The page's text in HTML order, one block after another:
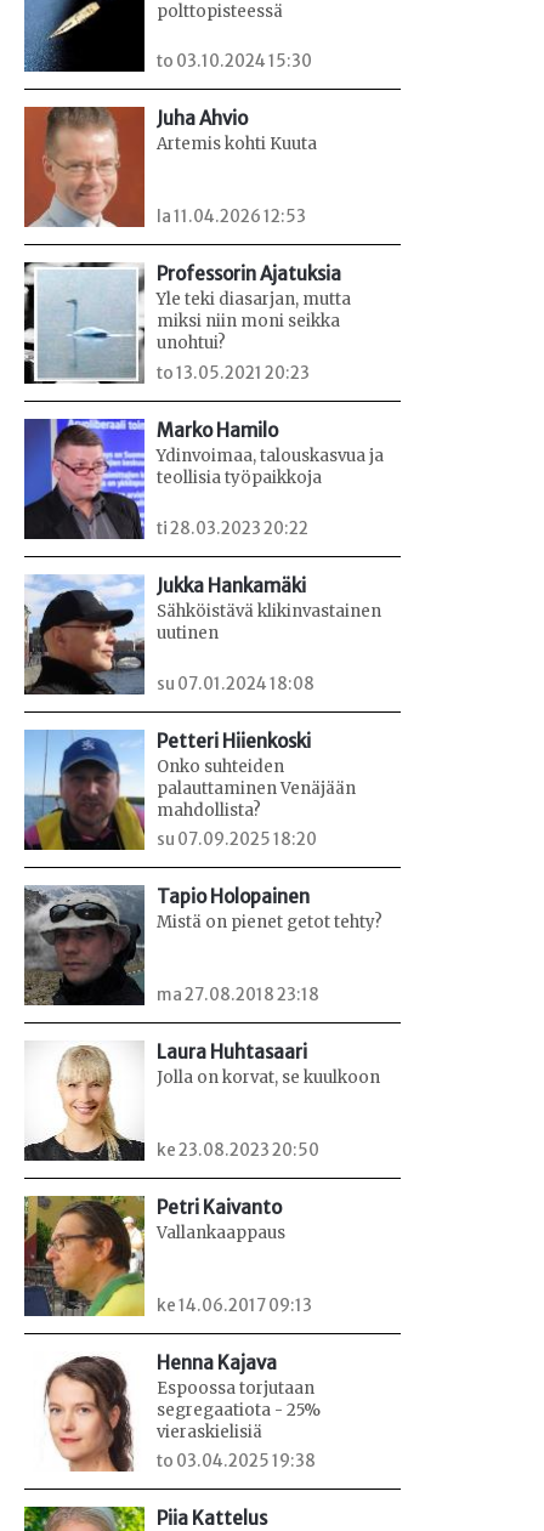
polttopisteessä
to 03.10.2024 15:30
Juha Ahvio
Artemis kohti Kuuta
la 11.04.2026 12:53
Professorin Ajatuksia
Yle teki diasarjan, mutta
miksi niin moni seikka
unohtui?
to 13.05.2021 20:23
Marko Hamilo
Ydinvoimaa, talouskasvua ja
teollisia työpaikkoja
ti 28.03.2023 20:22
Jukka Hankamäki
Sähköistävä klikinvastainen
uutinen
su 07.01.2024 18:08
Petteri Hiienkoski
Onko suhteiden
palauttaminen Venäjään
mahdollista?
su 07.09.2025 18:20
Tapio Holopainen
Mistä on pienet getot tehty?
ma 27.08.2018 23:18
Laura Huhtasaari
Jolla on korvat, se kuulkoon
ke 23.08.2023 20:50
Petri Kaivanto
Vallankaappaus
ke 14.06.2017 09:13
Henna Kajava
Espoossa torjutaan
segregaatiota - 25%
vieraskielisiä
to 03.04.2025 19:38
Piia Kattelus